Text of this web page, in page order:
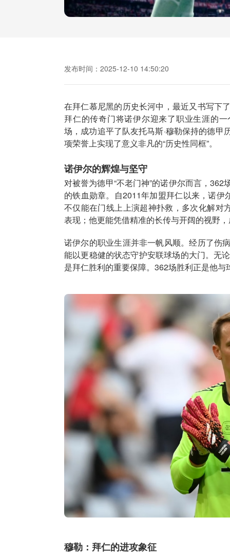
发布时间：2025-12-10 14:50:20
在拜仁慕尼黑的历史长河中，最近又书写下
拜仁的传奇门将诺伊尔迎来了职业生涯的
场，成功追平了队友托马斯·穆勒保持的德
项荣誉上实现了意义非凡的“历史性同框”。
诺伊尔的辉煌与坚守
对被誉为德甲“不老门神”的诺伊尔而言，
的铁血勋章。自2011年加盟拜仁以来，诺伊
不仅能在门线上上演超神扑救，多次化解对
表现；他更能凭借精准的长传与开阔的视野
诺伊尔的职业生涯并非一帆风顺。经历了伤
能以更稳健的状态守护安联球场的大门。无
是拜仁胜利的重要保障。362场胜利正是他
穆勒：拜仁的进攻象征